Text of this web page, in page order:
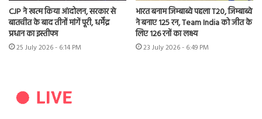
CJP ने खत्म किया आंदोलन, सरकार से
बातचीत के बाद तीनों मांगें पूरी, धर्मेंद्र
प्रधान का इस्तीफा
25 July 2026 - 6:14 PM
भारत बनाम जिम्बाब्वे पहला T20, जिम्बाब्वे
ने बनाए 125 रन, Team India को जीत के
लिए 126 रनों का लक्ष्य
23 July 2026 - 6:49 PM